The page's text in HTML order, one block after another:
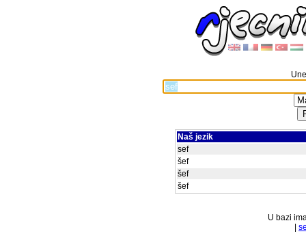
Naš jezik
sef
šef
šef
šef
U bazi